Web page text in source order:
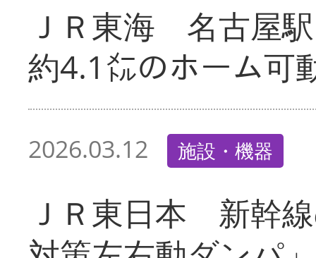
ＪＲ東海 名古屋
約4.1㍍のホーム可
2026.03.12 施設・機器
ＪＲ東日本 新幹